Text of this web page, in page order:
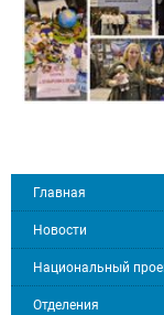
Главная
Новости
Национальный
Отделения